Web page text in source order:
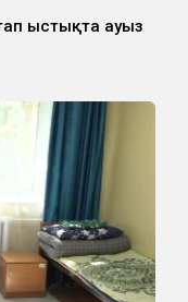
ыстықта ауыз